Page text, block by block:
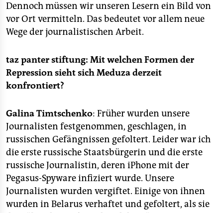
Dennoch müssen wir unseren Lesern ein Bild von
vor Ort vermitteln. Das bedeutet vor allem neue
Wege der journalistischen Arbeit.
taz panter stiftung: Mit welchen Formen der
Repression sieht sich Meduza derzeit
konfrontiert?
Galina Timtschenko: Früher wurden unsere
Journalisten festgenommen, geschlagen, in
russischen Gefängnissen gefoltert. Leider war ich
die erste russische Staatsbürgerin und die erste
russische Journalistin, deren iPhone mit der
Pegasus-Spyware infiziert wurde. Unsere
Journalisten wurden vergiftet. Einige von ihnen
wurden in Belarus verhaftet und gefoltert, als sie